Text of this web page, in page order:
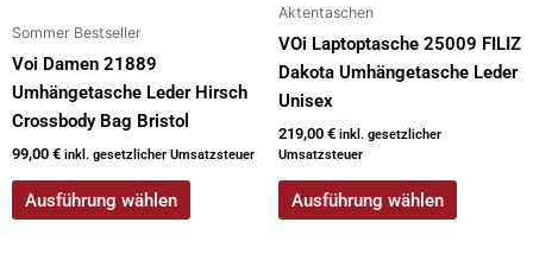
Sommer Bestseller
Voi Damen 21889
Umhängetasche Leder Hirsch
Crossbody Bag Bristol
99,00 € inkl. gesetzlicher Umsatzsteuer
Ausführung wählen
werden
Aktentaschen
VOi Laptoptasche 25009 FILIZ
Dakota Umhängetasche Leder
Unisex
219,00 € inkl. gesetzlicher
Umsatzsteuer
Ausführung wählen
gewählt
werden